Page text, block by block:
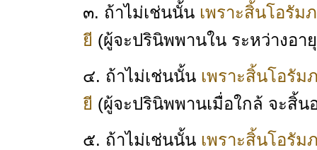
๓. ถ้าไม่เช่นนั้น เพราะสิ้นโอรั
ยี (ผู้จะปรินิพพานใน ระหว่างอา
๔. ถ้าไม่เช่นนั้น เพราะสิ้นโอรั
ยี (ผู้จะปรินิพพานเมื่อใกล้ จะสิ้น
๕. ถ้าไม่เช่นนั้น เพราะสิ้นโอรั